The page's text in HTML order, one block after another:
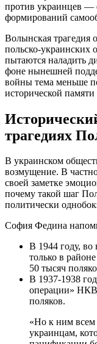
против украинцев —
формирований
Волынская трагедия
польско-украинских
пытаются наладить
фоне нынешней
войны тема меньше
исторической
трагедиях
В украинском
возмущение. В
своей заметке
почему такой шаг
политически
София Федина
В 1944 году, во
только в
50 тысяч
В 1937-1938
операции»
поляков.
«Но к ним всем
украинцам,